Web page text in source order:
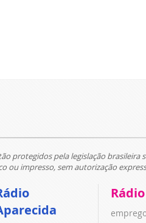
protegidos pela legislação brasileira
impresso, sem autorização